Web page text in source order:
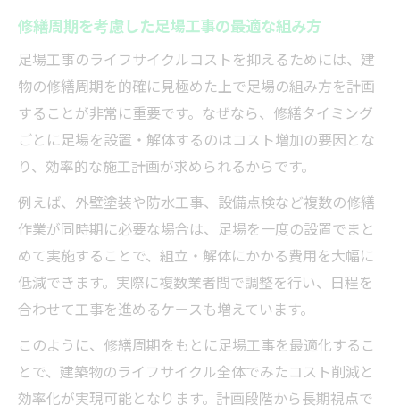
修繕周期を考慮した足場工事の最適な組み方
足場工事のライフサイクルコストを抑えるためには、建
物の修繕周期を的確に見極めた上で足場の組み方を計画
することが非常に重要です。なぜなら、修繕タイミング
ごとに足場を設置・解体するのはコスト増加の要因とな
り、効率的な施工計画が求められるからです。
例えば、外壁塗装や防水工事、設備点検など複数の修繕
作業が同時期に必要な場合は、足場を一度の設置でまと
めて実施することで、組立・解体にかかる費用を大幅に
低減できます。実際に複数業者間で調整を行い、日程を
合わせて工事を進めるケースも増えています。
このように、修繕周期をもとに足場工事を最適化するこ
とで、建築物のライフサイクル全体でみたコスト削減と
効率化が実現可能となります。計画段階から長期視点で